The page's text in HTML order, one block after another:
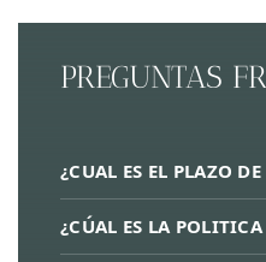
PREGUNTAS
¿CUAL ES EL PLAZO
¿CÚAL ES LA